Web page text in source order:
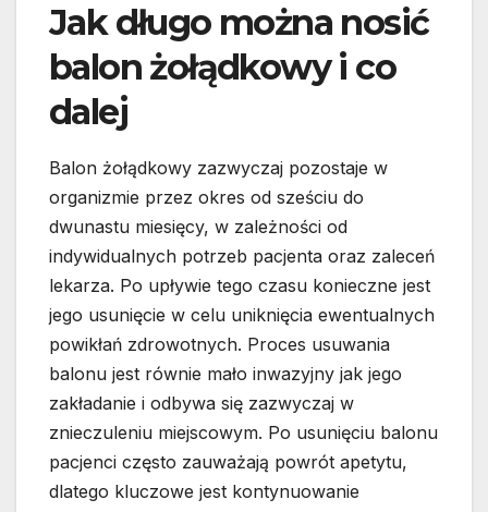
Jak długo można nosić
balon żołądkowy i co
dalej
Balon żołądkowy zazwyczaj pozostaje w
organizmie przez okres od sześciu do
dwunastu miesięcy, w zależności od
indywidualnych potrzeb pacjenta oraz zaleceń
lekarza. Po upływie tego czasu konieczne jest
jego usunięcie w celu uniknięcia ewentualnych
powikłań zdrowotnych. Proces usuwania
balonu jest równie mało inwazyjny jak jego
zakładanie i odbywa się zazwyczaj w
znieczuleniu miejscowym. Po usunięciu balonu
pacjenci często zauważają powrót apetytu,
dlatego kluczowe jest kontynuowanie